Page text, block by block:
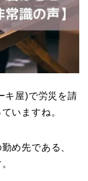
キ屋)で労災を請
いますね。
め先である、